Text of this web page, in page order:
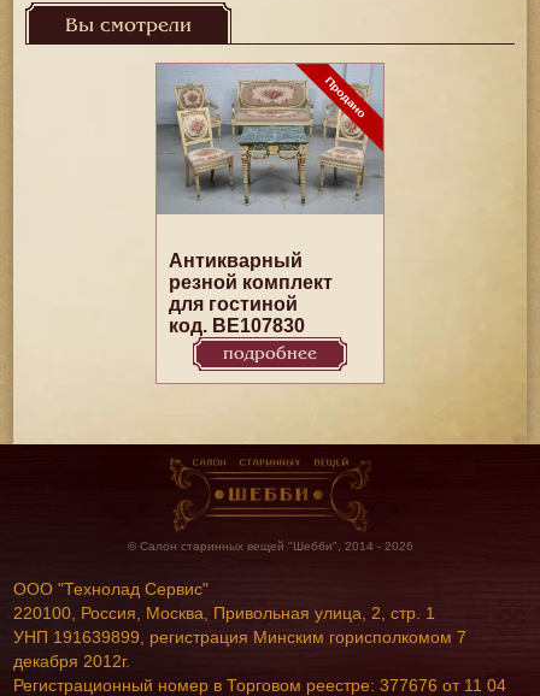
Вы смотрели
Антикварный
резной комплект
для гостиной
код. BE107830
подробнее
© Салон старинных вещей "Шебби", 2014 - 2026
ООО "Технолад Сервис"
220100, Россия, Москва, Привольная улица, 2, стр. 1
УНП 191639899, регистрация Минским горисполкомом 7
декабря 2012г.
Регистрационный номер в Торговом реестре: 377676 от 11 04